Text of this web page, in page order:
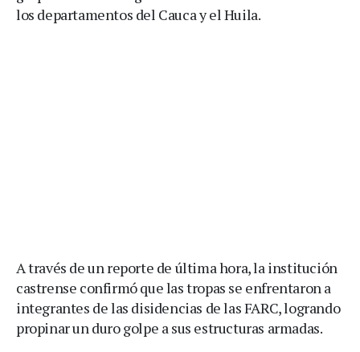
los departamentos del Cauca y el Huila.
A través de un reporte de última hora, la institución
castrense confirmó que las tropas se enfrentaron a
integrantes de las disidencias de las FARC, logrando
propinar un duro golpe a sus estructuras armadas.